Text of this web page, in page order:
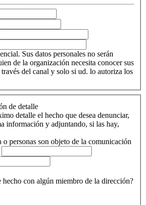
Sus datos personales no serán
de la organización necesita conocer sus
del canal y solo si ud. lo autoriza los
de detalle
detalle el hecho que desea denunciar,
información y adjuntando, si las hay,
o personas son objeto de la comunicación
hecho con algún miembro de la dirección?